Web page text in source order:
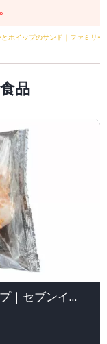
ホイップのサンド｜ファミリー
品
クラウンリング カスタードホイップ｜セブンイレブン